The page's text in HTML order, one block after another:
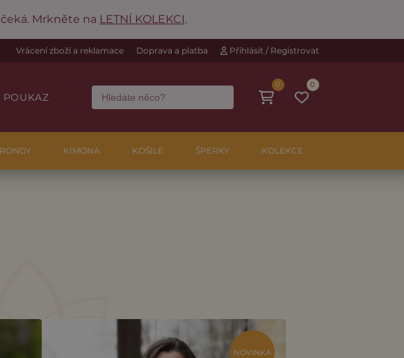
Mrkněte na LETNÍ KOLEKCI.
Přihlásit / Registrovat
Vrácení zboží a reklamace Doprava a platba
POUKAZ
0
0
KIMONA KOŠILE ŠPERKY KOLEKCE
NOVINKA